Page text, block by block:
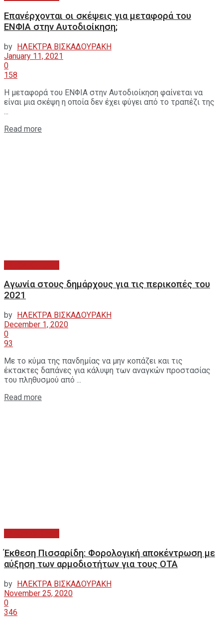
Επανέρχονται οι σκέψεις για μεταφορά του
ΕΝΦΙΑ στην Αυτοδιοίκηση;
by ΗΛΕΚΤΡΑ ΒΙΣΚΑΔΟΥΡΑΚΗ
January 11, 2021
0
158
Η μεταφορά του ΕΝΦΙΑ στην Αυτοδιοίκηση φαίνεται να
είναι μια σκέψη η οποία δεν έχει φύγει από το τραπέζι της
...
Read more
Αγωνία στους δημάρχους για τις περικοπές του
2021
by
ΗΛΕΚΤΡΑ ΒΙΣΚΑΔΟΥΡΑΚΗ
December 1, 2020
0
93
Με το κύμα της πανδημίας να μην κοπάζει και τις
έκτακτες δαπάνες για κάλυψη των αναγκών προστασίας
του πληθυσμού από ...
Read more
Έκθεση Πισσαρίδη: Φορολογική αποκέντρωση με
αύξηση των αρμοδιοτήτων για τους ΟΤΑ
by ΗΛΕΚΤΡΑ ΒΙΣΚΑΔΟΥΡΑΚΗ
November 25, 2020
0
346